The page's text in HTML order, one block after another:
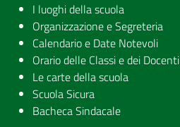
I luoghi della scuola
Organizzazione e Segreteria
Calendario e Date Notevoli
Orario delle Classi e dei Docenti
Le carte della scuola
Scuola Sicura
Bacheca Sindacale